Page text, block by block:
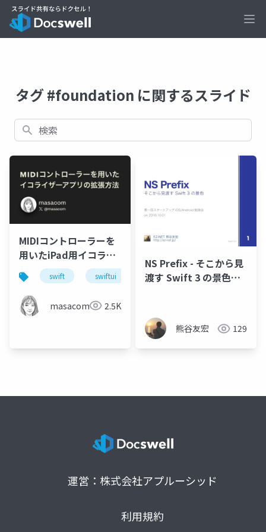
タグ #foundation に関するスライド
検索
MIDIコントローラーを
用いたiPad用イコライ
ザーアプリの拡張方法
swift swiftui coremidi avfoundation
masacom 2.5K
NS Prefix - そこから見
渡す Swift 3 の景色
熊谷友宏 129
運営：株式会社アプルーシッド
利用規約